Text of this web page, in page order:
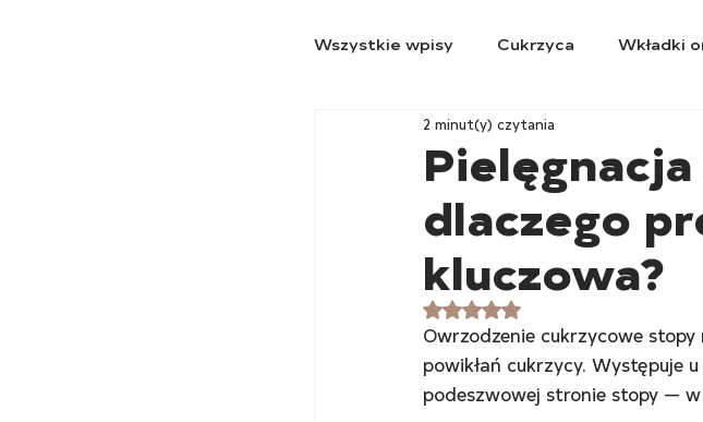
Wszystkie wpisy Cukrzyca Wkładki
dlaczego
kluczowa?
2 minut(y) czytania
Oceniono na NaN z 5
Owrzodzenie cukrzycowe
powikłań cukrzycy. Występuje
podeszwowej stronie stopy — w